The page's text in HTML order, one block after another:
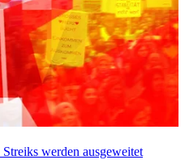
werden ausgeweitet